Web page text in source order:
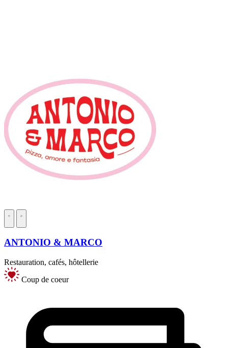
ANTONIO & MARCO
Restauration, cafés, hôtellerie
Coup de coeur